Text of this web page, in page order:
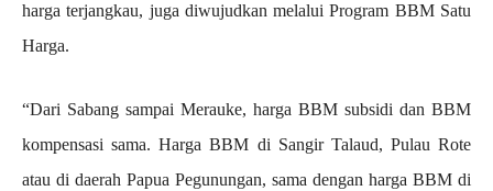
harga terjangkau, juga diwujudkan melalui Program BBM Satu
Harga.
“Dari Sabang sampai Merauke, harga BBM subsidi dan BBM
kompensasi sama. Harga BBM di Sangir Talaud, Pulau Rote
atau di daerah Papua Pegunungan, sama dengan harga BBM di